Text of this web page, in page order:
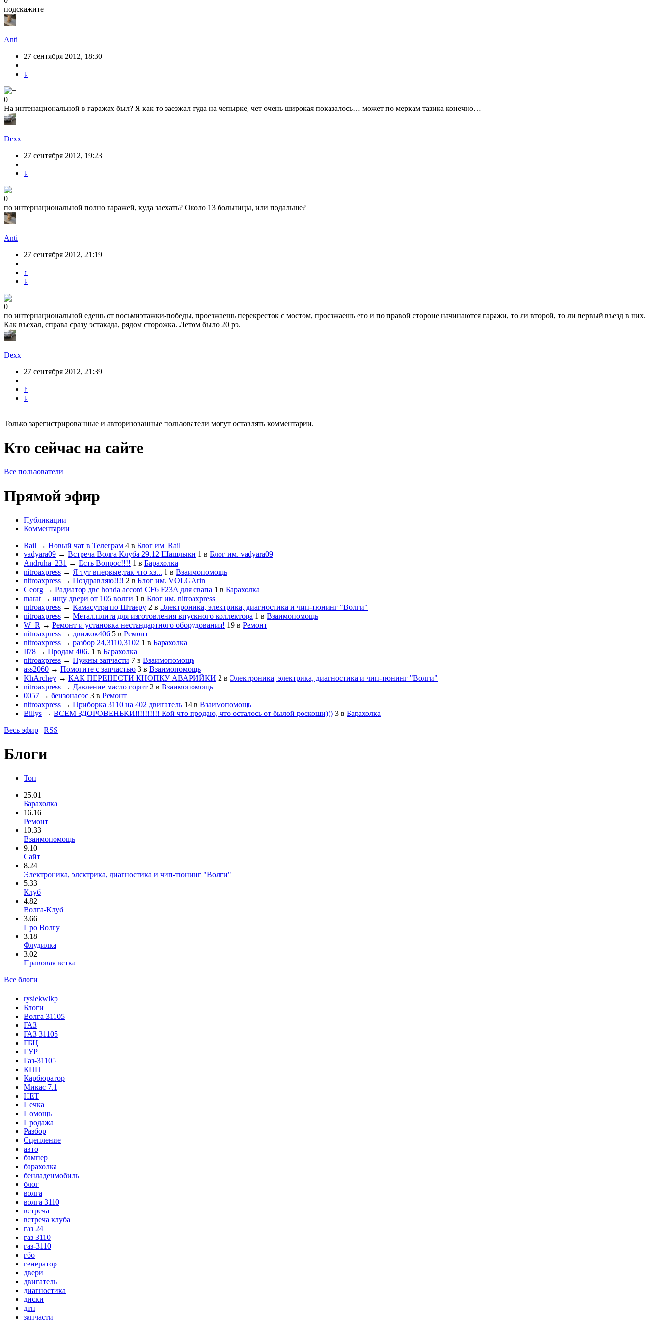
подскажите
Anti
27 сентября 2012, 18:30
↓
0
На интенациональной в гаражах был? Я как то заезжал туда на чепырке, чет очень широкая показалось… может по меркам тазика конечно…
Dexx
27 сентября 2012, 19:23
↓
0
по интернациональной полно гаражей, куда заехать? Около 13 больницы, или подальше?
Anti
27 сентября 2012, 21:19
↑
↓
0
по интернациональной едешь от восьмиэтажки-победы, проезжаешь перекресток с мостом, проезжаешь его и по правой стороне начинаются гаражи, то ли второй, то ли первый въезд в них.
Как въехал, справа сразу эстакада, рядом сторожка. Летом было 20 рэ.
Dexx
27 сентября 2012, 21:39
↑
↓
Только зарегистрированные и авторизованные пользователи могут оставлять комментарии.
Кто сейчас на сайте
Все пользователи
Прямой эфир
Публикации
Комментарии
Rail → Новый чат в Телеграм 4 в Блог им. Rail
vadyara09 → Встреча Волга Клуба 29.12 Шашлыки 1 в Блог им. vadyara09
Andruha_231 → Есть Вопрос!!!! 1 в Барахолка
nitroaxpress → Я тут впервые,так что хз... 1 в Взаимопомощь
nitroaxpress → Поздравляю!!!! 2 в Блог им. VOLGArin
Georg → Радиатор двс honda accord CF6 F23A для свапа 1 в Барахолка
marat → ищу двери от 105 волги 1 в Блог им. nitroaxpress
nitroaxpress → Камасутра по Штаеру 2 в Электроника, электрика, диагностика и чип-тюнинг "Волги"
nitroaxpress → Метал.плита для изготовления впускного коллектора 1 в Взаимопомощь
W_R → Ремонт и установка нестандартного оборудования! 19 в Ремонт
nitroaxpress → движок406 5 в Ремонт
nitroaxpress → разбор 24,3110,3102 1 в Барахолка
Il78 → Продам 406. 1 в Барахолка
nitroaxpress → Нужны запчасти 7 в Взаимопомощь
ass2060 → Помогите с запчастью 3 в Взаимопомощь
KhArchey → КАК ПЕРЕНЕСТИ КНОПКУ АВАРИЙКИ 2 в Электроника, электрика, диагностика и чип-тюнинг "Волги"
nitroaxpress → Давление масло горит 2 в Взаимопомощь
0057 → бензонасос 3 в Ремонт
nitroaxpress → Приборка 3110 на 402 двигатель 14 в Взаимопомощь
Billys → ВСЕМ ЗДОРОВЕНЬКИ!!!!!!!!!! Кой что продаю, что осталось от былой роскоши))) 3 в Барахолка
Весь эфир | RSS
Блоги
Топ
25.01
Барахолка
16.16
Ремонт
10.33
Взаимопомощь
9.10
Сайт
8.24
Электроника, электрика, диагностика и чип-тюнинг "Волги"
5.33
Клуб
4.82
Волга-Клуб
3.66
Про Волгу
3.18
Флудилка
3.02
Правовая ветка
Все блоги
rysiekwlkp
Блоги
Волга 31105
ГАЗ
ГАЗ 31105
ГБЦ
ГУР
Газ-31105
КПП
Карбюратор
Микас 7.1
НЕТ
Печка
Помощь
Продажа
Разбор
Сцепление
авто
бампер
барахолка
бенладенмобиль
блог
волга
волга 3110
встреча
встреча клуба
газ 24
газ 3110
газ-3110
гбо
генератор
двери
двигатель
диагностика
диски
дтп
запчасти